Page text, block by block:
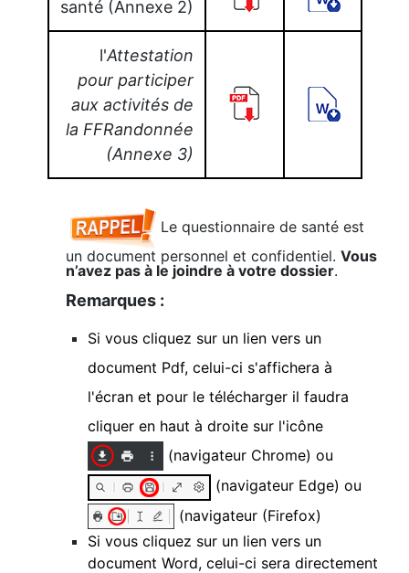
santé (Annexe 2)
l'Attestation
pour participer
aux activités de
la FFRandonnée
(Annexe 3)
Le questionnaire de santé est
un document personnel et confidentiel. Vous
n’avez pas à le joindre à votre dossier.
Remarques :
Si vous cliquez sur un lien vers un
document Pdf, celui-ci s'affichera à
l'écran et pour le télécharger il faudra
cliquer en haut à droite sur l'icône
(navigateur Chrome) ou
(navigateur Edge) ou
(navigateur (Firefox)
Si vous cliquez sur un lien vers un
document Word, celui-ci sera directement